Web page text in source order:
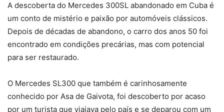
A descoberta do Mercedes 300SL abandonado em Cuba é
um conto de mistério e paixão por automóveis clássicos.
Depois de décadas de abandono, o carro dos anos 50 foi
encontrado em condições precárias, mas com potencial
para ser restaurado.
O Mercedes SL300 que também é carinhosamente
conhecido por Asa de Gaivota, foi descoberto por acaso
por um turista que viajava pelo país e se deparou com um